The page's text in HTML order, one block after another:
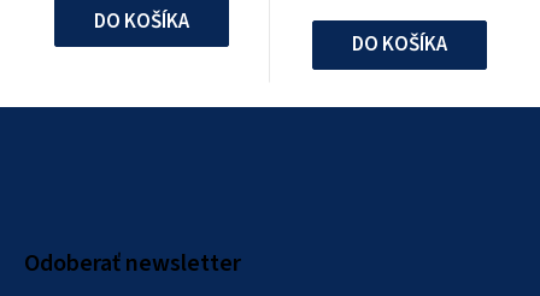
DO KOŠÍKA
DO KOŠÍKA
Odoberať newsletter